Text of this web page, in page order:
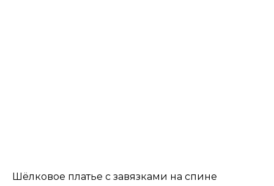
Шёлковое платье с завязками на спине